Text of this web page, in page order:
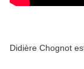
Didière Chognot